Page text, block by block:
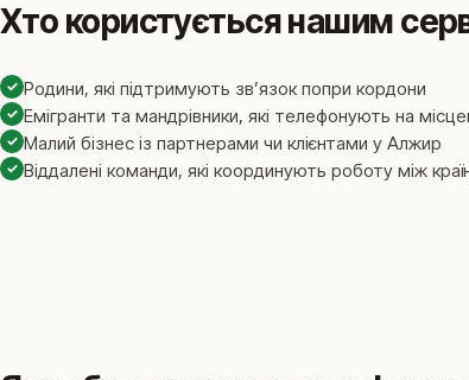
Хто користується нашим
✓ Родини, які підтримують звʼязок попри кордони
✓ Емігранти та мандрівники, які телефонують на
✓ Малий бізнес із партнерами чи клієнтами у Алжир
✓ Віддалені команди, які координують роботу між